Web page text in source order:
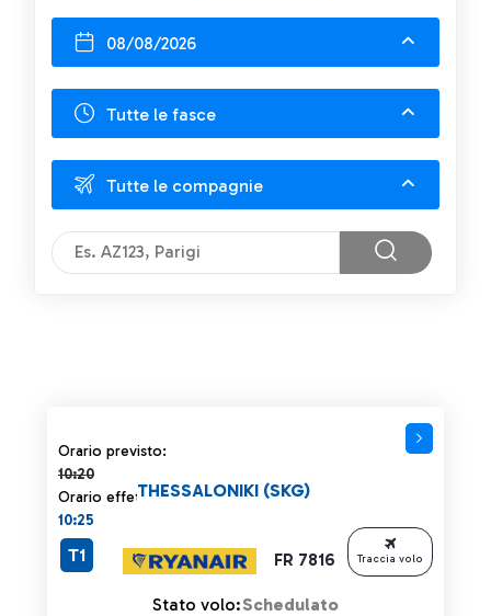
08/08/2026
Tutte le fasce
Tutte le compagnie
Orario previsto:
10:20
Orario previsto 10:20 barrato
Orario effettivo:
10:25
FR 7816
THESSALONIKI (SKG)
T1
Stato volo:Schedulato
Traccia volo